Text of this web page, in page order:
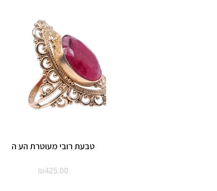
טבעת רובי מעוטרת הע ה
₪425.00